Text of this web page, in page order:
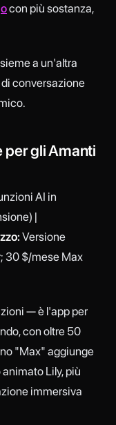
con più sostanza,
a un'altra
conversazione
per gli Amanti
AI in
|
Versione
30 $/mese Max
— è l'app per
con oltre 50
"Max" aggiunge
Lily, più
immersiva